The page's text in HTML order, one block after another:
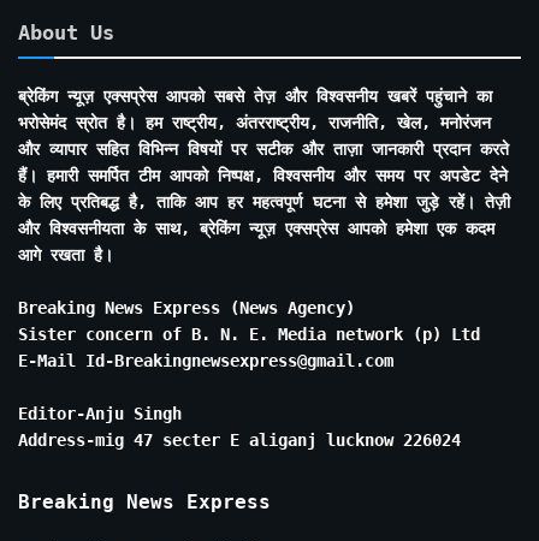
About Us
ब्रेकिंग न्यूज़ एक्सप्रेस आपको सबसे तेज़ और विश्वसनीय खबरें पहुंचाने का
भरोसेमंद स्रोत है। हम राष्ट्रीय, अंतरराष्ट्रीय, राजनीति, खेल, मनोरंजन
और व्यापार सहित विभिन्न विषयों पर सटीक और ताज़ा जानकारी प्रदान करते
हैं। हमारी समर्पित टीम आपको निष्पक्ष, विश्वसनीय और समय पर अपडेट देने
के लिए प्रतिबद्ध है, ताकि आप हर महत्वपूर्ण घटना से हमेशा जुड़े रहें। तेज़ी
और विश्वसनीयता के साथ, ब्रेकिंग न्यूज़ एक्सप्रेस आपको हमेशा एक कदम
आगे रखता है।
Breaking News Express (News Agency)
Sister concern of B. N. E. Media network (p) Ltd
E-Mail Id-Breakingnewsexpress@gmail.com
Editor-Anju Singh
Address-mig 47 secter E aliganj lucknow 226024
Breaking News Express